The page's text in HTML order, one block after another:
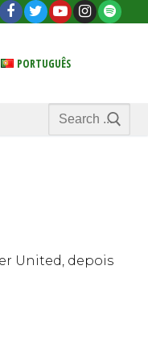
PORTUGUÊS
Search
for:
United, depois